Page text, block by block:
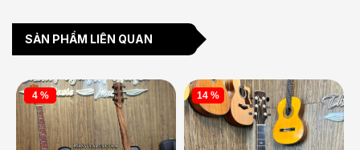
SẢN PHẨM LIÊN QUAN
4 % 14 %